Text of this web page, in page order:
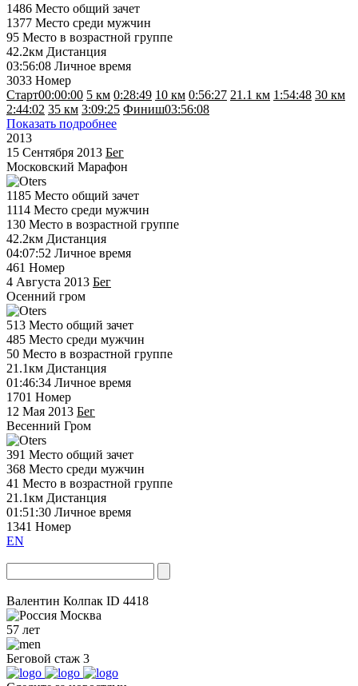
1486 Место общий зачет
1377 Место среди мужчин
95 Место в возрастной группе
42.2км Дистанция
03:56:08 Личное время
3033 Номер
Старт00:00:00 5 км 0:28:49 10 км 0:56:27 21.1 км 1:54:48 30 км
2:44:02 35 км 3:09:25 Финиш03:56:08
Показать подробнее
2013
15 Сентября 2013 Бег
Московский Марафон
1185 Место общий зачет
1114 Место среди мужчин
130 Место в возрастной группе
42.2км Дистанция
04:07:52 Личное время
461 Номер
4 Августа 2013 Бег
Осенний гром
513 Место общий зачет
485 Место среди мужчин
50 Место в возрастной группе
21.1км Дистанция
01:46:34 Личное время
1701 Номер
12 Мая 2013 Бег
Весенний Гром
391 Место общий зачет
368 Место среди мужчин
41 Место в возрастной группе
21.1км Дистанция
01:51:30 Личное время
1341 Номер
EN
Валентин Колпак ID 4418
Москва
57 лет
Беговой стаж 3